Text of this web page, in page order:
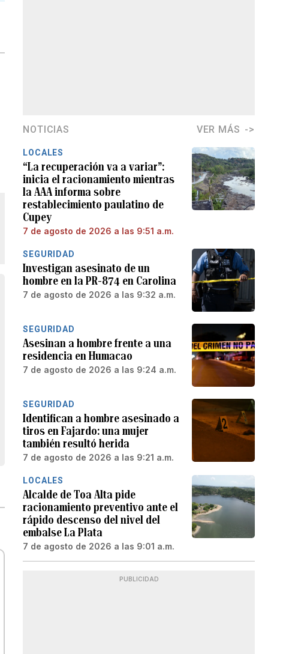
NOTICIAS VER MÁS
LOCALES
“La recuperación va a variar”:
inicia el racionamiento mientras
la AAA informa sobre
restablecimiento paulatino de
Cupey
7 de agosto de 2026 a las 9:51 a.m.
SEGURIDAD
Investigan asesinato de un
hombre en la PR-874 en Carolina
7 de agosto de 2026 a las 9:32 a.m.
SEGURIDAD
Asesinan a hombre frente a una
residencia en Humacao
7 de agosto de 2026 a las 9:24 a.m.
SEGURIDAD
Identifican a hombre asesinado a
tiros en Fajardo: una mujer
también resultó herida
7 de agosto de 2026 a las 9:21 a.m.
LOCALES
Alcalde de Toa Alta pide
racionamiento preventivo ante el
rápido descenso del nivel del
embalse La Plata
7 de agosto de 2026 a las 9:01 a.m.
PUBLICIDAD